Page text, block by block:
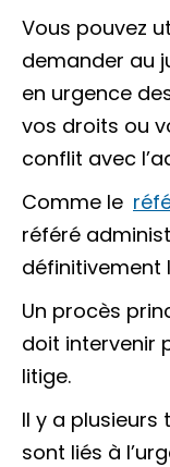
Vous pouvez
demander au
en urgence
vos droits ou
conflit avec
Comme le
référé
définitivement
Un procès
doit intervenir
litige.
Il y a plusieurs
sont liés à